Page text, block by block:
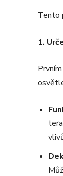
Tento
1.